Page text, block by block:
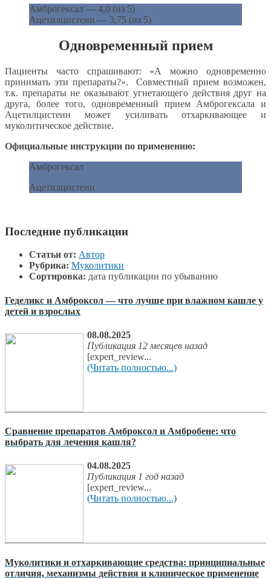
Амброгексал — 4,0 (из 5)
Ацетилцистеин — 3,75 (из 5)
Одновременный прием
Пациенты часто спрашивают: «А можно одновременно
принимать эти препараты?». Совместный прием возможен,
т.к. препараты не оказывают угнетающего действия друг на
друга, более того, одновременный прием Амброгексала и
Ацетилцистеин может усиливать отхаркивающее и
муколитическое действие.
Официальные инструкции по применению:
Амброгексал
Ацетилцистеин
Последние публикации
Статьи от: Автор
Рубрика: Муколитики
Сортировка: дата публикации по убыванию
Геделикс и Амброксол — что лучше при влажном кашле у
детей и взрослых
08.08.2025
Публикация 12 месяцев назад
[expert_review...
(Читать полностью...)
Сравнение препаратов Амброксол и Амбробене: что
выбрать для лечения кашля?
04.08.2025
Публикация 1 год назад
[expert_review...
(Читать полностью...)
Муколитики и отхаркивающие средства: принципиальные
отличия, механизмы действия и клиническое применение